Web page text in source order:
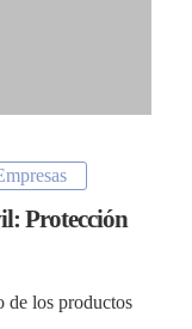
Protección
de los productos